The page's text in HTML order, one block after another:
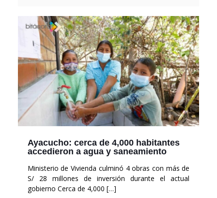
Ayacucho: cerca de 4,000 habitantes
accedieron a agua y saneamiento
Ministerio de Vivienda culminó 4 obras con más de
S/ 28 millones de inversión durante el actual
gobierno Cerca de 4,000 […]